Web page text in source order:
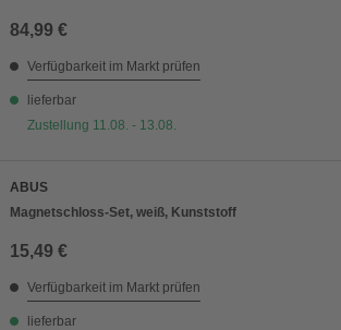
84,99 €
Verfügbarkeit im Markt prüfen
lieferbar
Zustellung 11.08. - 13.08.
ABUS
Magnetschloss-Set, weiß, Kunststoff
15,49 €
Verfügbarkeit im Markt prüfen
lieferbar